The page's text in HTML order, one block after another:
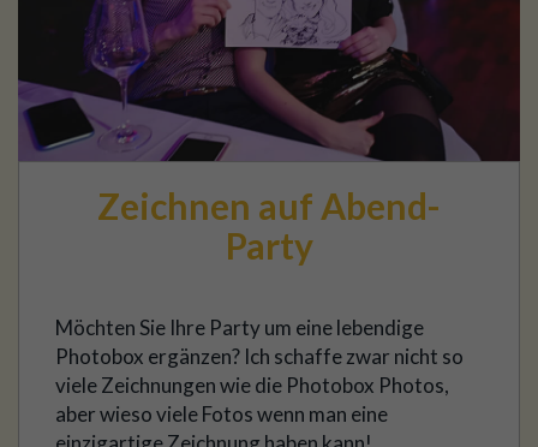
Zeichnen auf Abend-
Party
Möchten Sie Ihre Party um eine lebendige
Photobox ergänzen? Ich schaffe zwar nicht so
viele Zeichnungen wie die Photobox Photos,
aber wieso viele Fotos wenn man eine